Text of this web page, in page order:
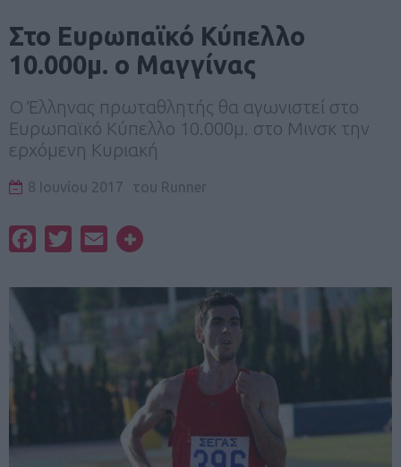
Στο Ευρωπαϊκό Κύπελλο
10.000μ. ο Μαγγίνας
Ο Έλληνας πρωταθλητής θα αγωνιστεί στο
Ευρωπαϊκό Κύπελλο 10.000μ. στο Μινσκ την
ερχόμενη Κυριακή
8 Ιουνίου 2017 του Runner
FacebookTwitterEmail